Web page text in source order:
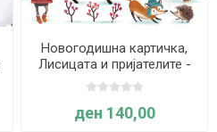
Новогодишна картичка,
Лисицата и пријателите -
Pictura
ден 140,00